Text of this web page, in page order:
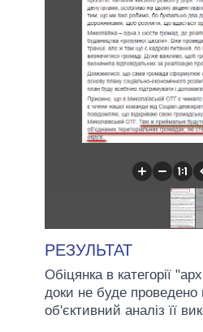
РЕЗУЛЬТАТ
Обіцянка в категорії
доки не буде проведено
об'єктивний аналіз її